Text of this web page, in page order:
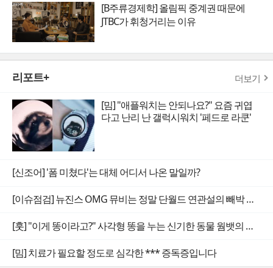
[B주류경제학] 올림픽 중계권 때문에
JTBC가 휘청거리는 이유
리포트+ 더보기
[밈] "애플워치는 안되나요?" 요즘 귀엽
다고 난리 난 갤럭시워치 '페드로 라쿤'
[신조어] '폼 미쳤다'는 대체 어디서 나온 말일까?
[이슈점검] 뉴진스 OMG 뮤비는 정말 단월드 연관설의 빼박 증거일까
[훗] "이게 똥이라고?" 사각형 똥을 누는 신기한 동물 웜뱃의 비밀
[밈] 치료가 필요할 정도로 심각한 *** 증독증입니다